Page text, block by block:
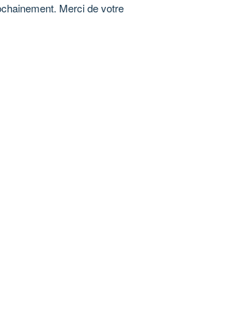
Merci de votre